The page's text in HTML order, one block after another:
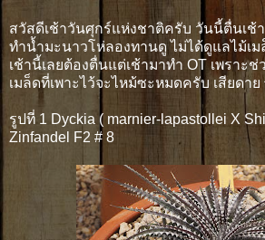
สวัสดีเช้าวันศุกร์แห่งชาติครับ วันนี้ตื่นเช้
ทำน้ำมะนาวโห่ลองทานดู ไม่ได้ดูแลไม้เม
เช้านี้เลยต้องตื่นแต่เช้ามาทำ OT เพราะช่
เมล็ดที่เพาะไว้จะไหม้ซะหมดครับ เสียดาย
รูปที่ 1 Dyckia ( marnier-lapastollei X
Zinfandel F2 # 8